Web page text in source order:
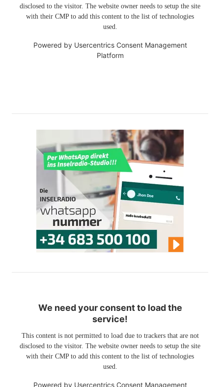
disclosed to the visitor. The website owner needs to setup the site
with their CMP to add this content to the list of technologies
used.
Powered by Usercentrics Consent Management
Platform
We need your consent to load the
service!
This content is not permitted to load due to trackers that are not
disclosed to the visitor. The website owner needs to setup the site
with their CMP to add this content to the list of technologies
used.
Powered by Usercentrics Consent Management